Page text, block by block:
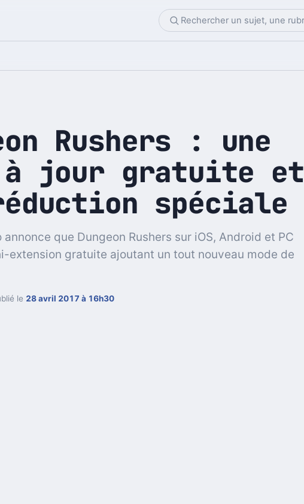
Rushers : une
à jour gratuite et
spéciale
que Dungeon Rushers sur iOS, Android et PC
extension gratuite ajoutant un tout nouveau mode de
le 28 avril 2017 à 16h30